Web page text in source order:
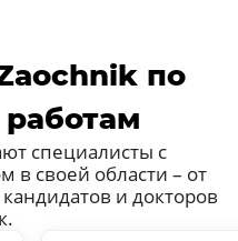
по
специалисты с
своей области – от
и докторов